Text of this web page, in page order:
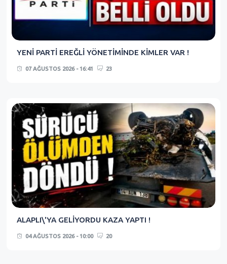
YENİ PARTİ EREĞLİ YÖNETİMİNDE KİMLER VAR !
07 AĞUSTOS 2026 - 16:41 23
ALAPLI\'YA GELİYORDU KAZA YAPTI !
04 AĞUSTOS 2026 - 10:00 20